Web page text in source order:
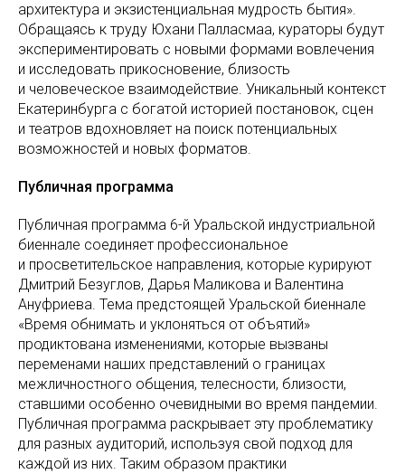
архитектура и экзистенциальная мудрость бытия».
Обращаясь к труду Юхани Палласмаа, кураторы будут
экспериментировать с новыми формами вовлечения
и исследовать прикосновение, близость
и человеческое взаимодействие. Уникальный контекст
Екатеринбурга с богатой историей постановок, сцен
и театров вдохновляет на поиск потенциальных
возможностей и новых форматов.
Публичная программа
Публичная программа 6-й Уральской индустриальной
биеннале соединяет профессиональное
и просветительское направления, которые курируют
Дмитрий Безуглов, Дарья Маликова и Валентина
Ануфриева. Тема предстоящей Уральской биеннале
«Время обнимать и уклоняться от объятий»
продиктована изменениями, которые вызваны
переменами наших представлений о границах
межличностного общения, телесности, близости,
ставшими особенно очевидными во время пандемии.
Публичная программа раскрывает эту проблематику
для разных аудиторий, используя свой подход для
каждой из них. Таким образом практики